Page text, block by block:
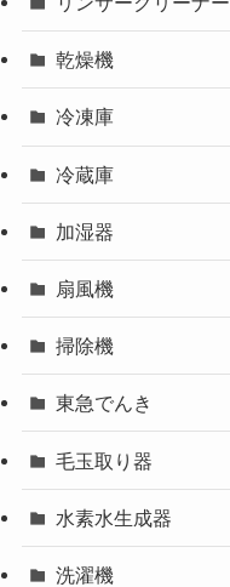
乾燥機
冷凍庫
冷蔵庫
加湿器
扇風機
掃除機
東急でんき
毛玉取り器
水素水生成器
洗濯機